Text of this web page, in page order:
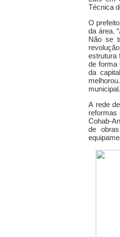
Técnica
O
da área.
Não se
estrutura
de forma
da
municipal.
A rede
reformas
Cohab-
de